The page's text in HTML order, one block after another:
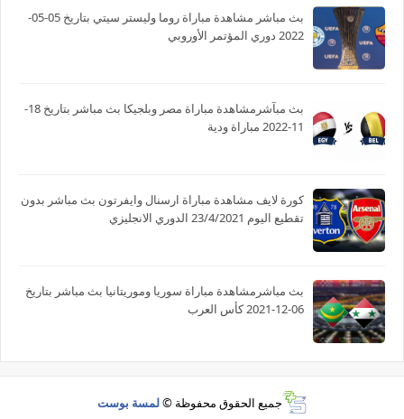
بث مباشر مشاهدة مباراة روما وليستر سيتي بتاريخ 05-05-
2022 دوري المؤتمر الأوروبي
بث مبآشرمشاهدة مباراة مصر وبلجيكا بث مباشر بتاريخ 18-
11-2022 مباراة ودية
كورة لايف مشاهدة مباراة ارسنال وايفرتون بث مباشر بدون
تقطيع اليوم 23/4/2021 الدوري الانجليزي
بث مباشرمشاهدة مباراة سوريا وموريتانيا بث مباشر بتاريخ
06-12-2021 كأس العرب
جميع الحقوق محفوظة ©لمسة بوست